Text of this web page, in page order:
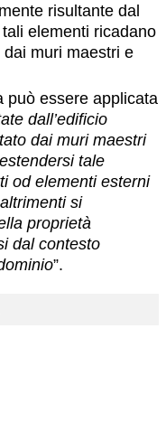
risultante dal
elementi ricadano
muri maestri e
può essere applicata
dall’edificio
dai muri maestri
tale
od elementi esterni
si
proprietà
dal contesto
”.